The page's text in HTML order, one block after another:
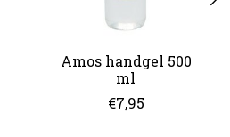
Amos handgel 500
ml
€7,95